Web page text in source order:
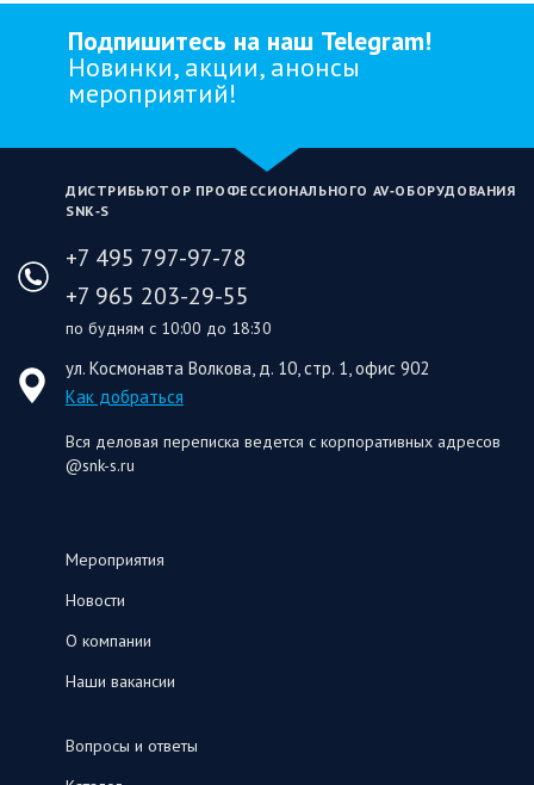
Подпишитесь на наш Telegram!
Новинки, акции, анонсы
мероприятий!
ДИСТРИБЬЮТОР ПРОФЕССИОНАЛЬНОГО AV‑ОБОРУДОВАНИЯ
SNK‑S
+7 495 797-97-78
+7 965 203-29-55
по будням с 10:00 до 18:30
ул. Космонавта Волкова, д. 10, стр. 1, офис 902
Как добраться
Вся деловая переписка ведется с корпоративных адресов
@snk-s.ru
Мероприятия
Новости
О компании
Наши вакансии
Вопросы и ответы